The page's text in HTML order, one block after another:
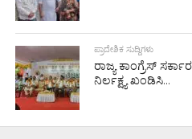
ಪ್ರಾದೇಶಿಕ ಸುದ್ದಿಗಳು
ರಾಜ್ಯ ಕಾಂಗ್ರೆಸ್
ನಿರ್ಲಕ್ಷ್ಯ ಖಂಡಿಸಿ...